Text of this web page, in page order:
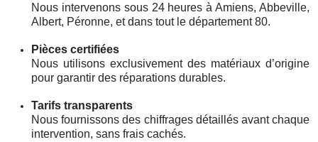
Nous intervenons sous 24 heures à Amiens, Abbeville,
Albert, Péronne, et dans tout le département 80.
Pièces certifiées
Nous utilisons exclusivement des matériaux d’origine
pour garantir des réparations durables.
Tarifs transparents
Nous fournissons des chiffrages détaillés avant chaque
intervention, sans frais cachés.